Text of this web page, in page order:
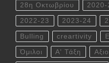
28η Οκτωβρίου 2020-
2022-23 2023-24
Bulling creartivity
Όμιλοι Α' Τάξη